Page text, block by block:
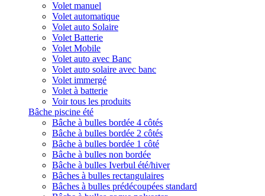
Volet manuel
Volet automatique
Volet auto Solaire
Volet Batterie
Volet Mobile
Volet auto avec Banc
Volet auto solaire avec banc
Volet immergé
Volet à batterie
Voir tous les produits
Bâche piscine été
Bâche à bulles bordée 4 côtés
Bâche à bulles bordée 2 côtés
Bâche à bulles bordée 1 côté
Bâche à bulles non bordée
Bâche à bulles Iverbul été/hiver
Bâches à bulles rectangulaires
Bâches à bulles prédécoupées standard